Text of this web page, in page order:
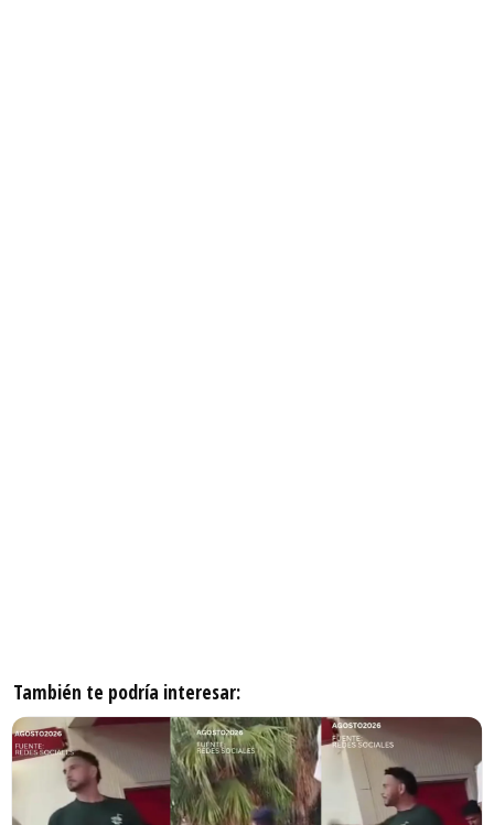
También te podría interesar: